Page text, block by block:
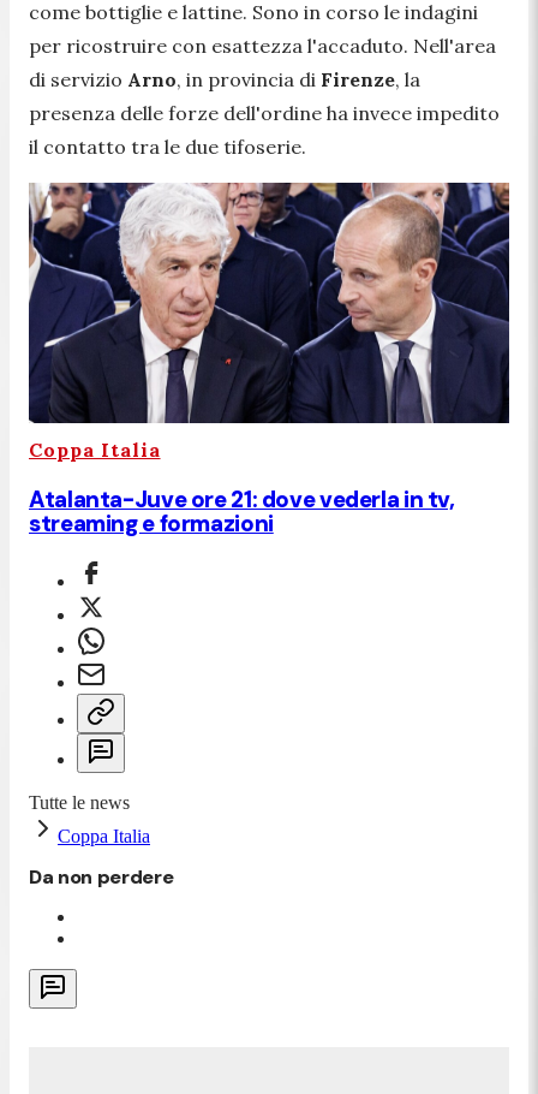
come bottiglie e lattine. Sono in corso le indagini
per ricostruire con esattezza l'accaduto. Nell'area
di servizio Arno, in provincia di Firenze, la
presenza delle forze dell'ordine ha invece impedito
il contatto tra le due tifoserie.
Coppa Italia
Atalanta-Juve ore 21: dove vederla in tv,
streaming e formazioni
Tutte le news
Coppa Italia
Da non perdere